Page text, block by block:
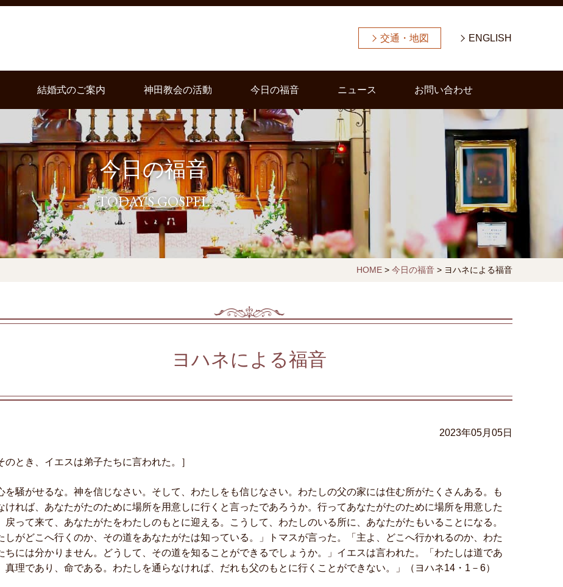
交通・地図 ENGLISH
結婚式のご案内 神田教会の活動 今日の福音 ニュース お問い合わせ
今日の福音
TODAY'S GOSPEL
HOME> 今日の福音> ヨハネによる福音
ヨハネによる福音
2023年05月05日
のとき、イエスは弟子たちに言われた。］
を騒がせるな。神を信じなさい。そして、わたしをも信じなさい。わたしの父の家には住む所がたくさんある。も
ければ、あなたがたのために場所を用意しに行くと言ったであろうか。行ってあなたがたのために場所を用意した
戻って来て、あなたがたをわたしのもとに迎える。こうして、わたしのいる所に、あなたがたもいることになる。
しがどこへ行くのか、その道をあなたがたは知っている。」トマスが言った。「主よ、どこへ行かれるのか、わた
ちには分かりません。どうして、その道を知ることができるでしょうか。」イエスは言われた。「わたしは道であ
真理であり、命である。わたしを通らなければ、だれも父のもとに行くことができない。」（ヨハネ14・1－6）